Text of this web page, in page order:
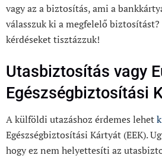
vagy az a biztosítás, ami a
válasszuk ki a megfelelő
kérdéseket tisztázzuk!
Utasbiztosítás vagy
Egészségbiztosítási
A külföldi utazáshoz érdemes lehet
Egészségbiztosítási Kártyát (EEK).
hogy ez nem helyettesíti az